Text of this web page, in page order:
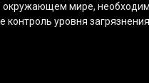
окружающем мире,
контроль уровня